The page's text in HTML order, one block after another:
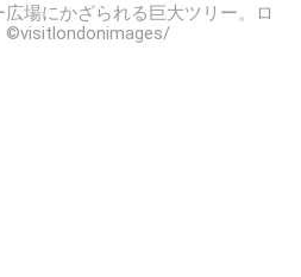
場にかざられる巨大ツリー。ロ